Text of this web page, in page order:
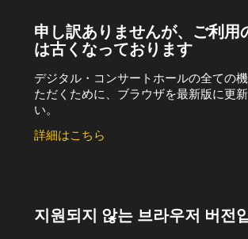
申し訳ありませんが、ご利用
は古くなっております
デジタル・コンサートホールの全ての
ただくために、ブラウザを最新版に更
い。
詳細はこちら
지원되지 않는 브라우저 버전